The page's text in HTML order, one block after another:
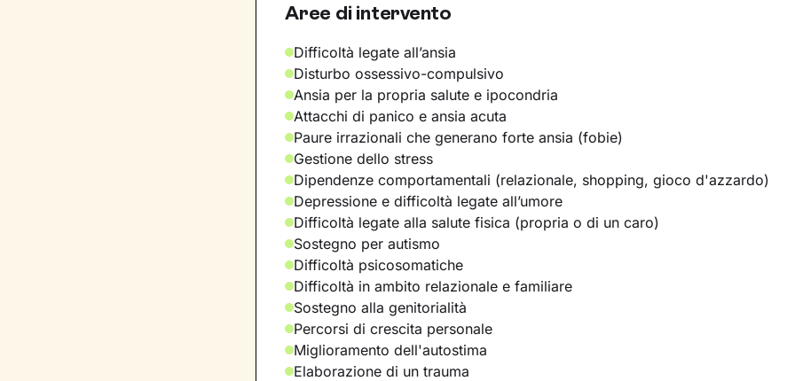
Aree di intervento
Difficoltà legate all’ansia
Disturbo ossessivo-compulsivo
Ansia per la propria salute e ipocondria
Attacchi di panico e ansia acuta
Paure irrazionali che generano forte ansia (fobie)
Gestione dello stress
Dipendenze comportamentali (relazionale, shopping, gioco d'azzardo)
Depressione e difficoltà legate all’umore
Difficoltà legate alla salute fisica (propria o di un caro)
Sostegno per autismo
Difficoltà psicosomatiche
Difficoltà in ambito relazionale e familiare
Sostegno alla genitorialità
Percorsi di crescita personale
Miglioramento dell'autostima
Elaborazione di un trauma